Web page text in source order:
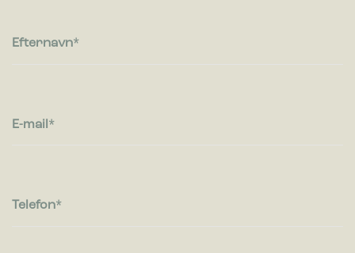
region, du befinder dig i.
oplysninger anonymt.
websites. Hensigten er at vise annoncer, der er relevante og
Efternavn
E-mail
Telefon